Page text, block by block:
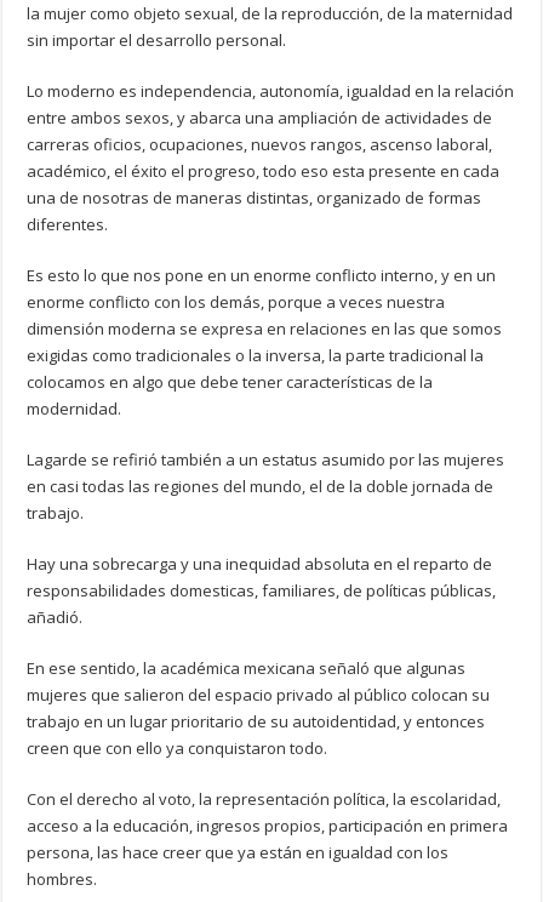
la mujer como objeto sexual, de la reproducción, de la maternidad
sin importar el desarrollo personal.
Lo moderno es independencia, autonomía, igualdad en la relación
entre ambos sexos, y abarca una ampliación de actividades de
carreras oficios, ocupaciones, nuevos rangos, ascenso laboral,
académico, el éxito el progreso, todo eso esta presente en cada
una de nosotras de maneras distintas, organizado de formas
diferentes.
Es esto lo que nos pone en un enorme conflicto interno, y en un
enorme conflicto con los demás, porque a veces nuestra
dimensión moderna se expresa en relaciones en las que somos
exigidas como tradicionales o la inversa, la parte tradicional la
colocamos en algo que debe tener características de la
modernidad.
Lagarde se refirió también a un estatus asumido por las mujeres
en casi todas las regiones del mundo, el de la doble jornada de
trabajo.
Hay una sobrecarga y una inequidad absoluta en el reparto de
responsabilidades domesticas, familiares, de políticas públicas,
añadió.
En ese sentido, la académica mexicana señaló que algunas
mujeres que salieron del espacio privado al público colocan su
trabajo en un lugar prioritario de su autoidentidad, y entonces
creen que con ello ya conquistaron todo.
Con el derecho al voto, la representación política, la escolaridad,
acceso a la educación, ingresos propios, participación en primera
persona, las hace creer que ya están en igualdad con los
hombres.